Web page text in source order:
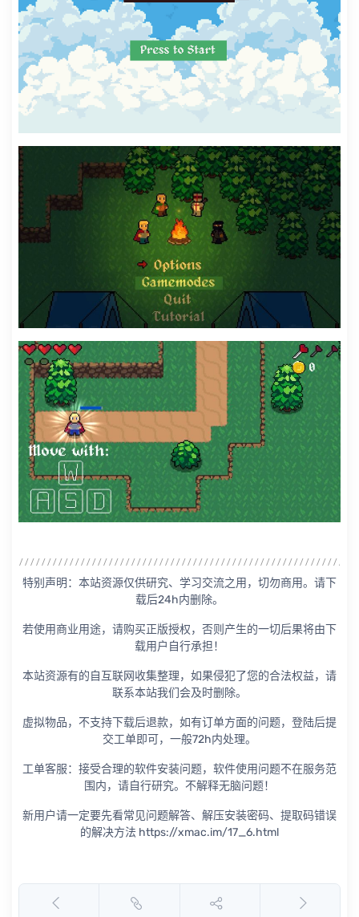
特别声明：本站资源仅供研究、学习交流之用，切勿商用。请下
载后24h内删除。
若使用商业用途，请购买正版授权，否则产生的一切后果将由下
载用户自行承担！
本站资源有的自互联网收集整理，如果侵犯了您的合法权益，请
联系本站我们会及时删除。
虚拟物品，不支持下载后退款，如有订单方面的问题，登陆后提
交工单即可，一般72h内处理。
工单客服：接受合理的软件安装问题，软件使用问题不在服务范
围内，请自行研究。不解释无脑问题！
新用户请一定要先看常见问题解答、解压安装密码、提取码错误
的解决方法 https://xmac.im/17_6.html